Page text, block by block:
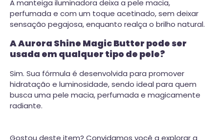
A manteiga iluminadora deixa a pele macia,
perfumada e com um toque acetinado, sem deixar
sensação pegajosa, enquanto realça o brilho natural.
A Aurora Shine Magic Butter pode ser
usada em qualquer tipo de pele?
Sim. Sua fórmula é desenvolvida para promover
hidratação e luminosidade, sendo ideal para quem
busca uma pele macia, perfumada e magicamente
radiante.
Gostou deste item? Convidamos você a explorar a